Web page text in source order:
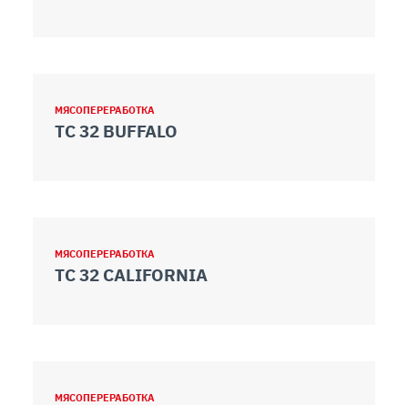
МЯСОПЕРЕРАБОТКА
TC 32 BUFFALO
МЯСОПЕРЕРАБОТКА
TC 32 CALIFORNIA
МЯСОПЕРЕРАБОТКА